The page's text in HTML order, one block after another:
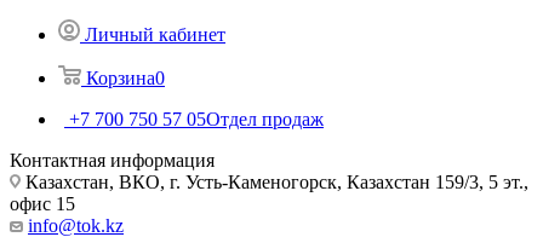
Личный кабинет
Корзина0
+7 700 750 57 05Отдел продаж
Контактная информация
Казахстан, ВКО, г. Усть-Каменогорск, Казахстан 159/3, 5 эт.,
офис 15
info@tok.kz